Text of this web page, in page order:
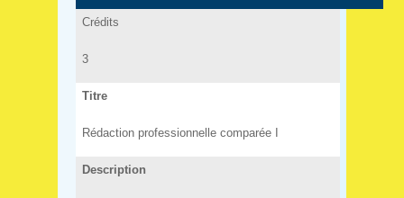
Crédits
3
Titre
Rédaction professionnelle comparée I
Description